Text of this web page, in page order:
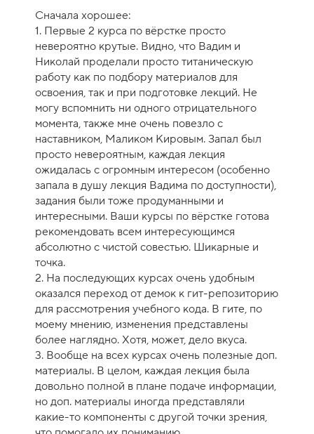
р
с
а
-
8
Сначала хорошее:
1. Первые 2 курса по вёрстке просто
невероятно крутые. Видно, что Вадим и
Николай проделали просто титаническую
работу как по подбору материалов для
освоения, так и при подготовке лекций. Не
могу вспомнить ни одного отрицательного
момента, также мне очень повезло с
наставником, Маликом Кировым. Запал был
просто невероятным, каждая лекция
ожидалась с огромным интересом (особенно
запала в душу лекция Вадима по доступности),
задания были тоже продуманными и
интересными. Ваши курсы по вёрстке готова
рекомендовать всем интересующимся
абсолютно с чистой совестью. Шикарные и
точка.
2. На последующих курсах очень удобным
оказался переход от демок к гит-репозиторию
для рассмотрения учебного кода. В гите, по
моему мнению, изменения представлены
более наглядно. Хотя, может, дело вкуса.
3. Вообще на всех курсах очень полезные доп.
материалы. В целом, каждая лекция была
довольно полной в плане подаче информации,
но доп. материалы иногда представляли
какие-то компоненты с другой точки зрения,